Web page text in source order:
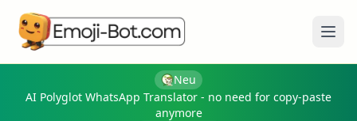
Neu
AI Polyglot WhatsApp Translator - no need for copy-paste
anymore